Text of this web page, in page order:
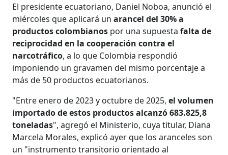
El presidente ecuatoriano, Daniel Noboa, anunció el
miércoles que aplicará un arancel del 30% a
productos colombianos por una supuesta falta de
reciprocidad en la cooperación contra el
narcotráfico, a lo que Colombia respondió
imponiendo un gravamen del mismo porcentaje a
más de 50 productos ecuatorianos.
"Entre enero de 2023 y octubre de 2025, el volumen
importado de estos productos alcanzó 683.825,8
toneladas", agregó el Ministerio, cuya titular, Diana
Marcela Morales, explicó ayer que los aranceles son
un "instrumento transitorio orientado al